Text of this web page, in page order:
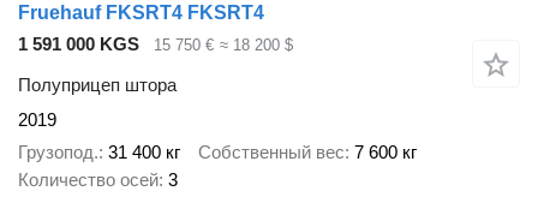
Fruehauf FKSRT4 FKSRT4
1 591 000 KGS
15 750 € ≈ 18 200 $
Полуприцеп штора
2019
Грузопод. 31 400 кг Собственный вес 7 600 кг
Количество осей 3